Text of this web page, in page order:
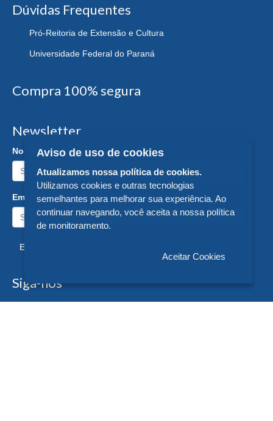
Dúvidas Frequentes
Pró-Reitoria de Extensão e Cultura
Universidade Federal do Paraná
Compra 100% segura
Newsletter
Nome:
Email:
Enviar
Siga-nos
Aviso de uso de cookies
Atualizamos nossa política de cookies.
Utilizamos cookies e outras tecnologias
semelhantes para melhorar sua experiência. Ao
continuar navegando, você aceita a nossa política
de monitoramento.
Aceitar Cookies